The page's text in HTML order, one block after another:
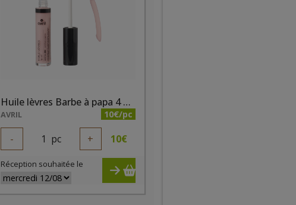
Huile lèvres Barbe à papa 4 ml - certifiée bio
AVRIL 10€/pc
- 1 pc + 10€
Réception souhaitée le